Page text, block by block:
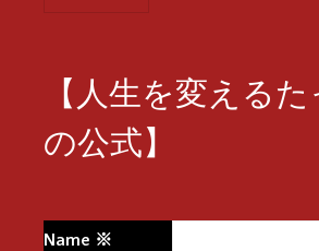
【人生を変える
の公式】
Name ※